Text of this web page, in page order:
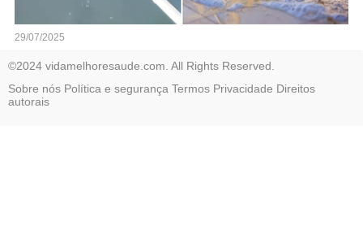
29/07/2025
©2024 vidamelhoresaude.com. All Rights Reserved.
Sobre nós Política e segurança Termos Privacidade Direitos
autorais